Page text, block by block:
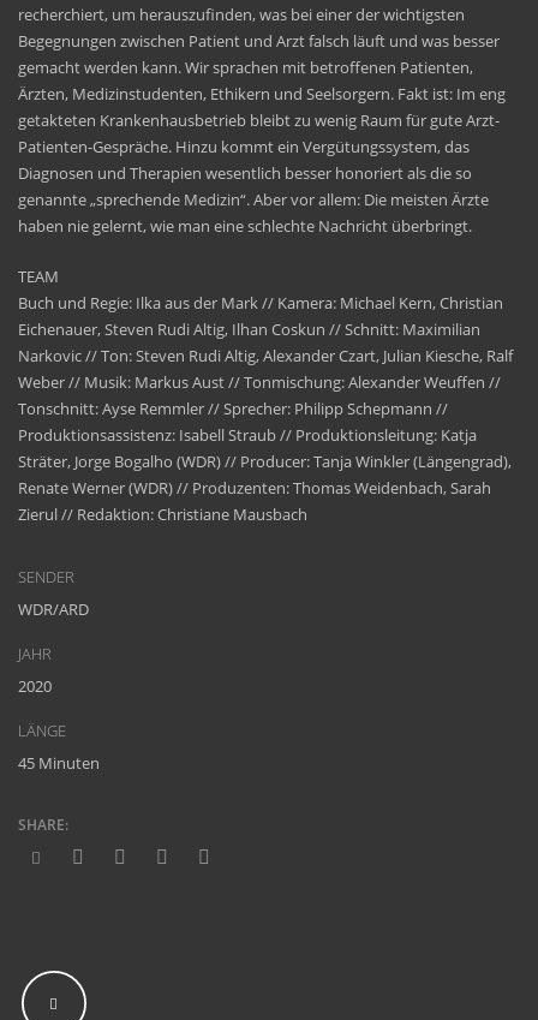
recherchiert, um herauszufinden, was bei einer der wichtigsten
Begegnungen zwischen Patient und Arzt falsch läuft und was besser
gemacht werden kann. Wir sprachen mit betroffenen Patienten,
Ärzten, Medizinstudenten, Ethikern und Seelsorgern. Fakt ist: Im eng
getakteten Krankenhausbetrieb bleibt zu wenig Raum für gute Arzt-
Patienten-Gespräche. Hinzu kommt ein Vergütungssystem, das
Diagnosen und Therapien wesentlich besser honoriert als die so
genannte „sprechende Medizin“. Aber vor allem: Die meisten Ärzte
haben nie gelernt, wie man eine schlechte Nachricht überbringt.
TEAM
Buch und Regie: Ilka aus der Mark // Kamera: Michael Kern, Christian
Eichenauer, Steven Rudi Altig, Ilhan Coskun // Schnitt: Maximilian
Narkovic // Ton: Steven Rudi Altig, Alexander Czart, Julian Kiesche, Ralf
Weber // Musik: Markus Aust // Tonmischung: Alexander Weuffen //
Tonschnitt: Ayse Remmler // Sprecher: Philipp Schepmann //
Produktionsassistenz: Isabell Straub // Produktionsleitung: Katja
Sträter, Jorge Bogalho (WDR) // Producer: Tanja Winkler (Längengrad),
Renate Werner (WDR) // Produzenten: Thomas Weidenbach, Sarah
Zierul // Redaktion: Christiane Mausbach
SENDER
WDR/ARD
JAHR
2020
LÄNGE
45 Minuten